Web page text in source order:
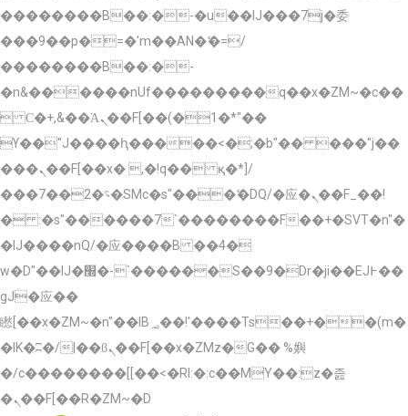
��������B��:�-�u��IJ���7j�委
���9��p�=�'m��AN�ޭ�=/
��������B��:�-
�n&������nUf���������q��x�ZM~�c��
 Ϲ�+,&��Ὰܢ��F[��(�1�*"��
ϒ��"J����ԧ�����<�;�b"�� ���"j��
���ܢ��F[��x� ,�!q�� қ�*]/
���؝�2��7�SMc�s"���ޭ�DQ/�应�ܢ��F_��!
� :�s"������7`��������F��+�SVT�n"�
�IJ����nQ/�应����B ��4�
w�D"��IJ�׭�-`������S��9�Dr�ji��EJ߅��
gJ�应��
矁[��x�ZM~�n"��IB؃��!'����Тѕ��+��(m�
�IK�ʭ�/|��ϐܢ��F[��x�ZMz�G�� %嬩
�/c��������[[��<�RI:�:c��MΎ��:z�졾
�ܢ��F[��R�ZM~�D